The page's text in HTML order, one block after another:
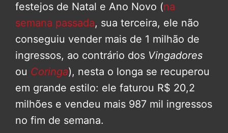
festejos de Natal e Ano Novo (na
semana passada, sua terceira, ele não
conseguiu vender mais de 1 milhão de
ingressos, ao contrário dos Vingadores
ou Coringa), nesta o longa se recuperou
em grande estilo: ele faturou R$ 20,2
milhões e vendeu mais 987 mil ingressos
no fim de semana.